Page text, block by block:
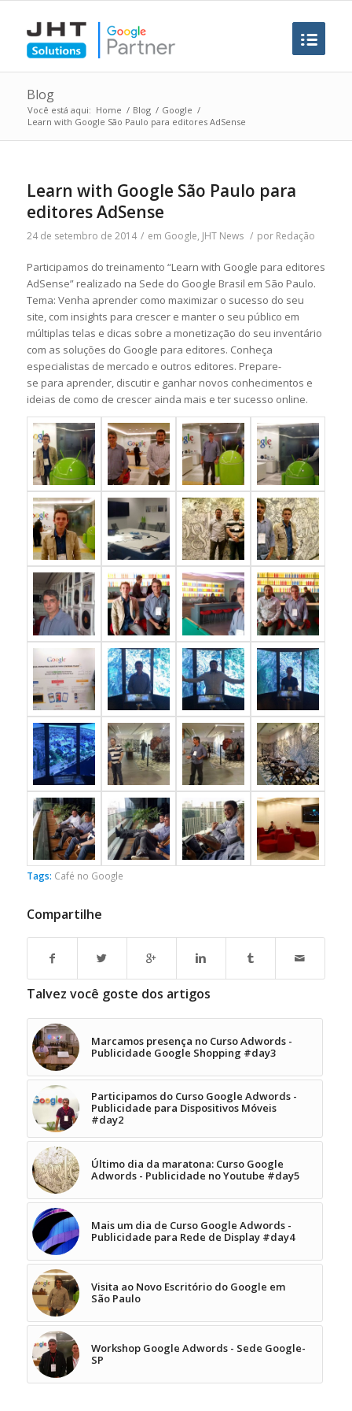
Blog
Você está aqui: Home / Blog / Google /
Learn with Google São Paulo para editores AdSense
Learn with Google São Paulo para
editores AdSense
24 de setembro de 2014 / em Google, JHT News / por Redação
Participamos do treinamento “Learn with Google para editores
AdSense” realizado na Sede do Google Brasil em São Paulo.
Tema: Venha aprender como maximizar o sucesso do seu
site, com insights para crescer e manter o seu público em
múltiplas telas e dicas sobre a monetização do seu inventário
com as soluções do Google para editores. Conheça
especialistas de mercado e outros editores. Prepare-
se para aprender, discutir e ganhar novos conhecimentos e
ideias de como de crescer ainda mais e ter sucesso online.
Tags: Café no Google
Compartilhe
Talvez você goste dos artigos
Marcamos presença no Curso Adwords -
Publicidade Google Shopping #day3
Participamos do Curso Google Adwords -
Publicidade para Dispositivos Móveis
#day2
Último dia da maratona: Curso Google
Adwords - Publicidade no Youtube #day5
Mais um dia de Curso Google Adwords -
Publicidade para Rede de Display #day4
Visita ao Novo Escritório do Google em
São Paulo
Workshop Google Adwords - Sede Google-
SP